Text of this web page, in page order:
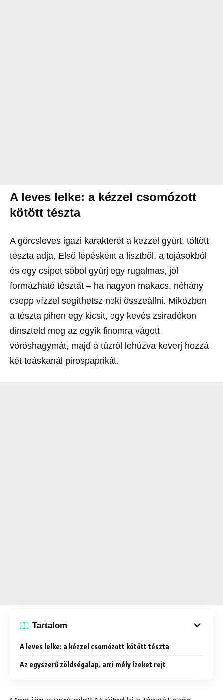
A leves lelke: a kézzel csomózott
kötött tészta
A görcsleves igazi karakterét a kézzel gyúrt, töltött
tészta adja. Első lépésként a lisztből, a tojásokból
és egy csipet sóból gyúrj egy rugalmas, jól
formázható tésztát – ha nagyon makacs, néhány
csepp vízzel segíthetsz neki összeállni. Miközben
a tészta pihen egy kicsit, egy kevés zsiradékon
dinszteld meg az egyik finomra vágott
vöröshagymát, majd a tűzről lehúzva keverj hozzá
két teáskanál pirospaprikát.
Tartalom
A leves lelke: a kézzel csomózott kötött tészta
Az egyszerű zöldségalap, ami mély ízeket rejt